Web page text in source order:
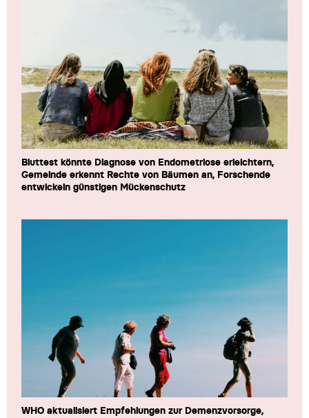
Bluttest könnte Diagnose von Endometriose erleichtern,
Gemeinde erkennt Rechte von Bäumen an, Forschende
entwickeln günstigen Mückenschutz
WHO aktualisiert Empfehlungen zur Demenzvorsorge,